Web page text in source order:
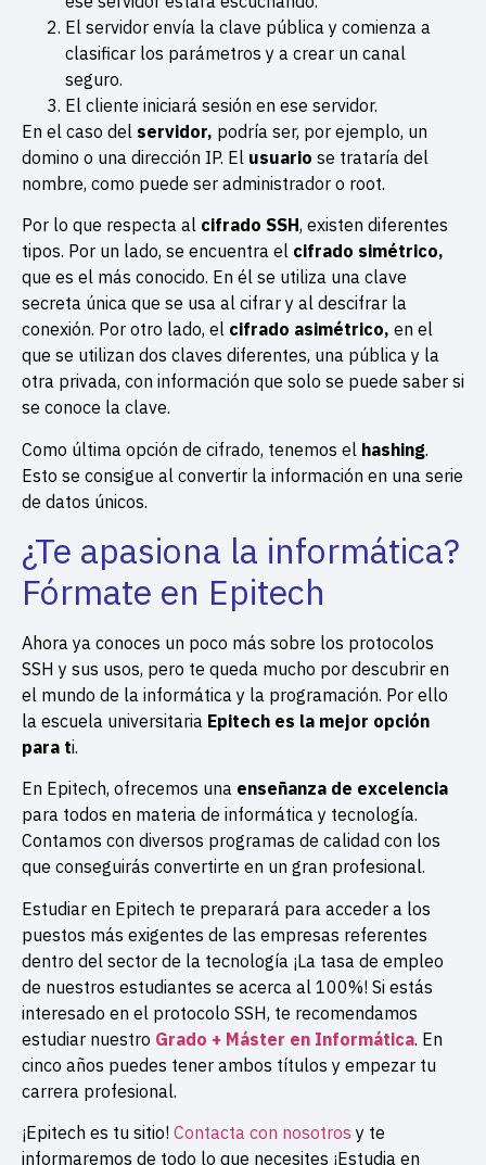
El servidor envía la clave pública y comienza a
clasificar los parámetros y a crear un canal
seguro.
El cliente iniciará sesión en ese servidor.
En el caso del servidor, podría ser, por ejemplo, un
domino o una dirección IP. El usuario se trataría del
nombre, como puede ser administrador o root.
Por lo que respecta al cifrado SSH, existen diferentes
tipos. Por un lado, se encuentra el cifrado simétrico,
que es el más conocido. En él se utiliza una clave
secreta única que se usa al cifrar y al descifrar la
conexión. Por otro lado, el cifrado asimétrico, en el
que se utilizan dos claves diferentes, una pública y la
otra privada, con información que solo se puede saber si
se conoce la clave.
Como última opción de cifrado, tenemos el hashing.
Esto se consigue al convertir la información en una serie
de datos únicos.
¿Te apasiona la informática?
Fórmate en Epitech
Ahora ya conoces un poco más sobre los protocolos
SSH y sus usos, pero te queda mucho por descubrir en
el mundo de la informática y la programación. Por ello
la escuela universitaria Epitech es la mejor opción
para ti.
En Epitech, ofrecemos una enseñanza de excelencia
para todos en materia de informática y tecnología.
Contamos con diversos programas de calidad con los
que conseguirás convertirte en un gran profesional.
Estudiar en Epitech te preparará para acceder a los
puestos más exigentes de las empresas referentes
dentro del sector de la tecnología ¡La tasa de empleo
de nuestros estudiantes se acerca al 100%! Si estás
interesado en el protocolo SSH, te recomendamos
estudiar nuestro Grado + Máster en Informática. En
cinco años puedes tener ambos títulos y empezar tu
carrera profesional.
¡Epitech es tu sitio! Contacta con nosotros y te
informaremos de todo lo que necesites ¡Estudia en